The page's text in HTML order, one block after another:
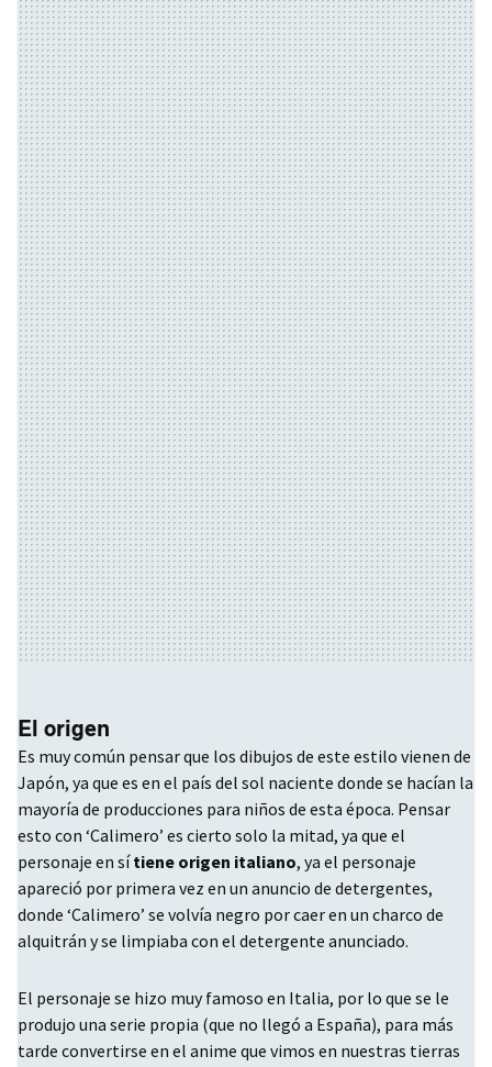
El origen
Es muy común pensar que los dibujos de este estilo vienen de
Japón, ya que es en el país del sol naciente donde se hacían la
mayoría de producciones para niños de esta época. Pensar
esto con ‘Calimero’ es cierto solo la mitad, ya que el
personaje en sítiene origen italiano, ya el personaje
apareció por primera vez en un anuncio de detergentes,
donde ‘Calimero’ se volvía negro por caer en un charco de
alquitrán y se limpiaba con el detergente anunciado.
El personaje se hizo muy famoso en Italia, por lo que se le
produjo una serie propia (que no llegó a España), para más
tarde convertirse en el anime que vimos en nuestras tierras